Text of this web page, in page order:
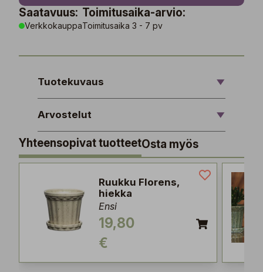
Saatavuus:
Verkkokauppa
Toimitusaika-arvio:
Toimitusaika 3 - 7 pv
Tuotekuvaus
Arvostelut
Yhteensopivat tuotteetOsta myös
Ruukku Florens,
hiekka
Ensi
19,80
€